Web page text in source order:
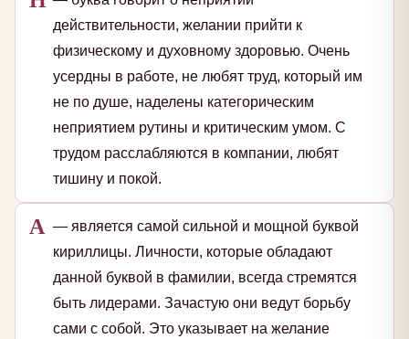
действительности, желании прийти к
физическому и духовному здоровью. Очень
усердны в работе, не любят труд, который им
не по душе, наделены категорическим
неприятием рутины и критическим умом. С
трудом расслабляются в компании, любят
тишину и покой.
А — является самой сильной и мощной буквой
кириллицы. Личности, которые обладают
данной буквой в фамилии, всегда стремятся
быть лидерами. Зачастую они ведут борьбу
сами с собой. Это указывает на желание